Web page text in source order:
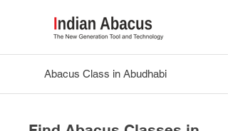
Abacus Class in Abudhabi